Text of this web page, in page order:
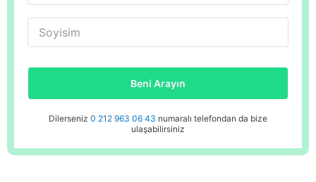
Soyisim
Beni Arayın
Dilerseniz 0 212 963 06 43 numaralı telefondan da bize
ulaşabilirsiniz